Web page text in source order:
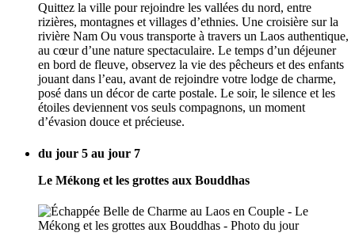
Quittez la ville pour rejoindre les vallées du nord, entre
rizières, montagnes et villages d’ethnies. Une croisière sur la
rivière Nam Ou vous transporte à travers un Laos authentique,
au cœur d’une nature spectaculaire. Le temps d’un déjeuner
en bord de fleuve, observez la vie des pêcheurs et des enfants
jouant dans l’eau, avant de rejoindre votre lodge de charme,
posé dans un décor de carte postale. Le soir, le silence et les
étoiles deviennent vos seuls compagnons, un moment
d’évasion douce et précieuse.
du jour 5 au jour 7
Le Mékong et les grottes aux Bouddhas